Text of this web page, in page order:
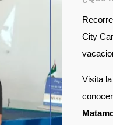
City
Visita